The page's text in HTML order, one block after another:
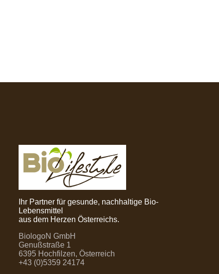
Ihr Partner für gesunde, nachhaltige Bio-
Lebensmittel
aus dem Herzen Österreichs.
BiologoN GmbH
Genußstraße 1
6395 Hochfilzen, Österreich
+43 (0)5359 24174